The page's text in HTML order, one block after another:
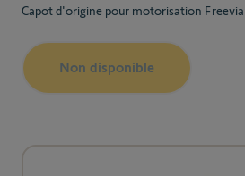
Capot d'origine pour motorisation Freevia
Non disponible